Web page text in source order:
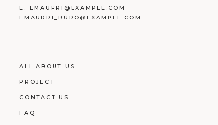
E: EMAURRI@EXAMPLE.COM
EMAURRI_BURO@EXAMPLE.COM
ALL ABOUT US
PROJECT
CONTACT US
FAQ